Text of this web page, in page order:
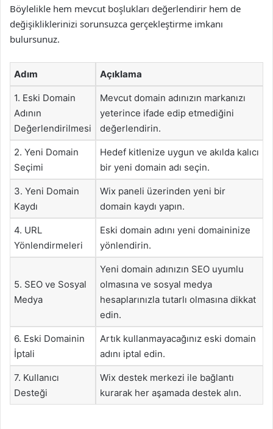
Böylelikle hem mevcut boşlukları değerlendirir hem de
değişikliklerinizi sorunsuzca gerçekleştirme imkanı
bulursunuz.
Adım Açıklama
1. Eski Domain
Adının
Değerlendirilmesi
Mevcut domain adınızın markanızı
yeterince ifade edip etmediğini
değerlendirin.
2. Yeni Domain
Seçimi
Hedef kitlenize uygun ve akılda kalıcı
bir yeni domain adı seçin.
3. Yeni Domain
Kaydı
Wix paneli üzerinden yeni bir
domain kaydı yapın.
4. URL
Yönlendirmeleri
Eski domain adını yeni domaininize
yönlendirin.
5. SEO ve Sosyal
Medya
Yeni domain adınızın SEO uyumlu
olmasına ve sosyal medya
hesaplarınızla tutarlı olmasına dikkat
edin.
6. Eski Domainin
İptali
Artık kullanmayacağınız eski domain
adını iptal edin.
7. Kullanıcı
Desteği
Wix destek merkezi ile bağlantı
kurarak her aşamada destek alın.